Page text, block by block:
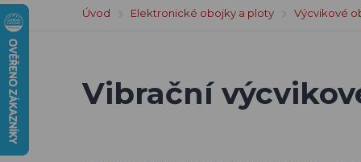
Úvod Elektronické obojky a ploty Výcvikové
Vibrační